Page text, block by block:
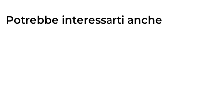
Potrebbe interessarti anche